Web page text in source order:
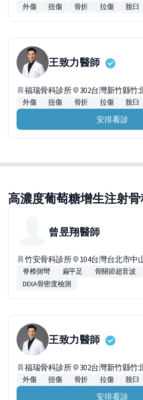
外傷 扭傷 骨折 拉傷 脫臼
王致力醫師
福瑞骨科診所 302台灣新竹縣竹
外傷 扭傷 骨折 拉傷 脫臼
安排看診
高濃度葡萄糖增生注射
曾昱翔醫師
竹安骨科診所 104台灣台北市中
脊椎側彎 扁平足 骨關節超音波
DEXA骨密度檢測
王致力醫師
福瑞骨科診所 302台灣新竹縣竹
外傷 扭傷 骨折 拉傷 脫臼
安排看診